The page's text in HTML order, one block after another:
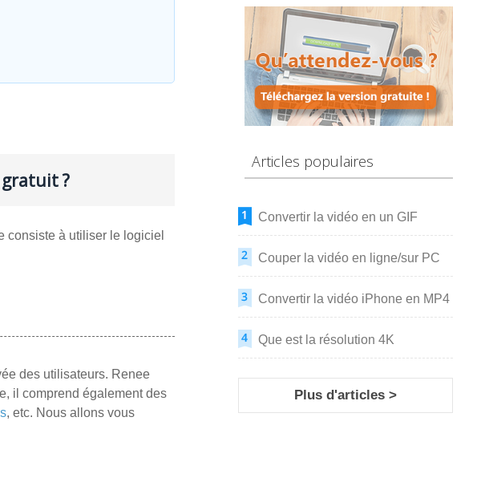
?
consiste à utiliser le logiciel
des utilisateurs. Renee
il comprend également des
, etc. Nous allons vous
Articles populaires
Convertir la vidéo en un GIF
Couper la vidéo en ligne/sur PC
Convertir la vidéo iPhone en MP4
Que est la résolution 4K
Plus d'articles >